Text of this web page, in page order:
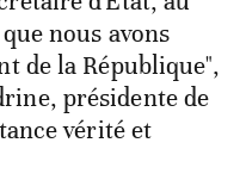
nous avons
de la République",
présidente de
vérité et